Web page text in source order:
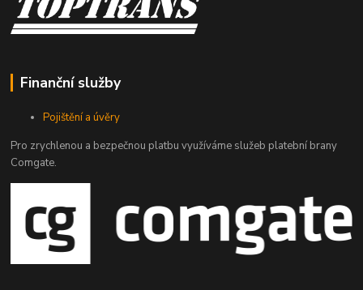
Finanční služby
Pojištění a úvěry
Pro zrychlenou a bezpečnou platbu využíváme služeb platební brany
Comgate.